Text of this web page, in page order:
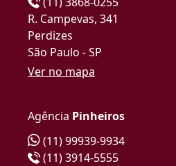
R. Campevas, 341
Perdizes
São Paulo - SP
Ver no mapa
Agência Pinheiros
(11) 99939-9934
(11) 3914-5555